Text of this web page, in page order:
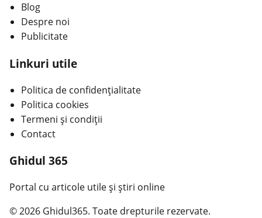
Blog
Despre noi
Publicitate
Linkuri utile
Politica de confidențialitate
Politica cookies
Termeni și condiții
Contact
Ghidul 365
Portal cu articole utile și știri online
© 2026 Ghidul365. Toate drepturile rezervate.